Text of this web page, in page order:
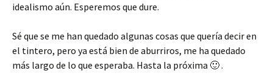
idealismo aún. Esperemos que dure.
Sé que se me han quedado algunas cosas que quería decir en
el tintero, pero ya está bien de aburriros, me ha quedado
más largo de lo que esperaba. Hasta la próxima 🙂 .